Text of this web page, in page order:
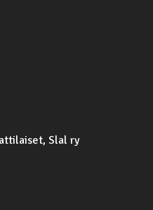
Slal ry